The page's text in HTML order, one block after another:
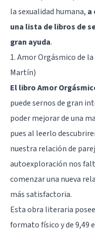
la sexualidad humana, a
una lista de libros de
gran ayuda.
1. Amor Orgásmico de
Martín)
El libro Amor
puede sernos de gran
poder mejorar de una
pues al leerlo
nuestra relación de
autoexploración nos
comenzar una nueva
más satisfactoria.
Esta obra literaria
formato físico y de 9,49